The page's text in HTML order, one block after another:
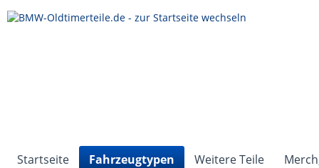
Startseite Fahrzeugtypen Weitere Teile